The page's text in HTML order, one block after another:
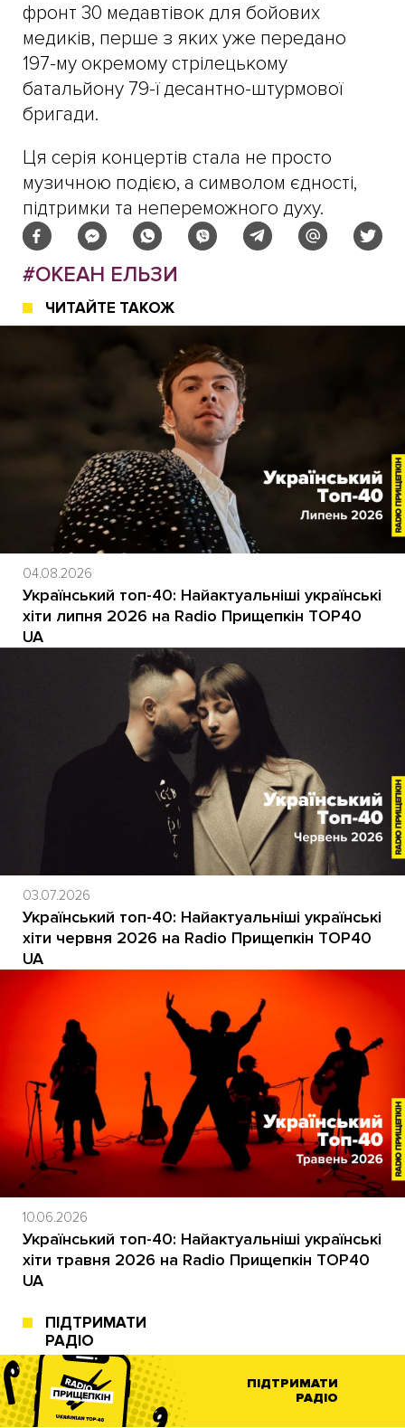
фронт 30 медавтівок для бойових
медиків, перше з яких уже передано
197-му окремому стрілецькому
батальйону 79-ї десантно-штурмової
бригади.
Ця серія концертів стала не просто
музичною подією, а символом єдності,
підтримки та непереможного духу.
#ОКЕАН ЕЛЬЗИ
ЧИТАЙТЕ ТАКОЖ
04.08.2026
Український топ-40: Найактуальніші українські
хіти липня 2026 на Radio Прищепкін TOP40
UA
03.07.2026
Український топ-40: Найактуальніші українські
хіти червня 2026 на Radio Прищепкін TOP40
UA
10.06.2026
Український топ-40: Найактуальніші українські
хіти травня 2026 на Radio Прищепкін TOP40
UA
ПІДТРИМАТИ
РАДІО
ПІДТРИМАТИ
РАДІО